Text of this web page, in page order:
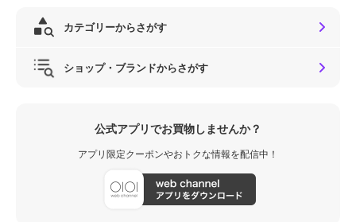
カテゴリーからさがす
ショップ・ブランドからさがす
公式アプリでお買物しませんか？
アプリ限定クーポンやおトクな情報を配信中！